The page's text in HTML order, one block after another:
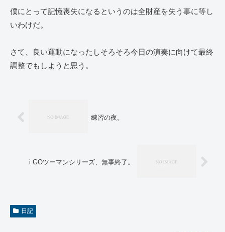
僕にとって記憶喪失になるというのは全財産を失う事に等し
いわけだ。
さて、良い運動になったしそろそろ今日の演奏に向けて最終
調整でもしようと思う。
練習の夜。
i GOツーマンシリーズ、無事終了。
日記